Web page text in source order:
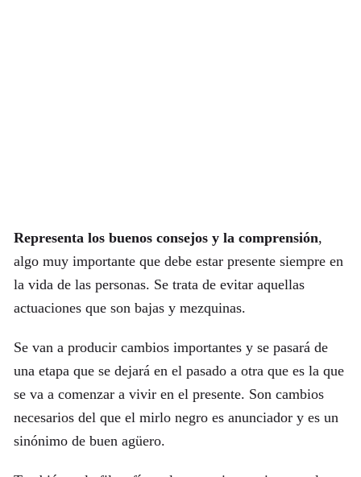
Representa los buenos consejos y la comprensión,
algo muy importante que debe estar presente siempre en
la vida de las personas. Se trata de evitar aquellas
actuaciones que son bajas y mezquinas.
Se van a producir cambios importantes y se pasará de
una etapa que se dejará en el pasado a otra que es la que
se va a comenzar a vivir en el presente. Son cambios
necesarios del que el mirlo negro es anunciador y es un
sinónimo de buen agüero.